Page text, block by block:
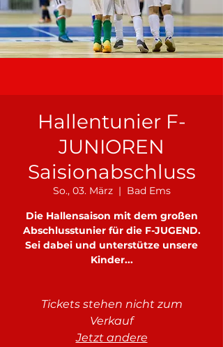
Hallentunier F-
JUNIOREN
Saisionabschluss
So., 03. März
  |
Bad Ems
Die Hallensaison mit dem großen
Abschlusstunier für die F-JUGEND.
Sei dabei und unterstütze unsere
Kinder...
Tickets stehen nicht zum
Verkauf
Jetzt andere